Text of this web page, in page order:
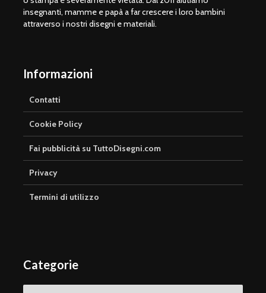
insegnanti, mamme e papà a far crescere i loro bambini
attraverso i nostri disegni e materiali.
Informazioni
Contatti
Cookie Policy
Fai pubblicità su TuttoDisegni.com
Privacy
Termini di utilizzo
Categorie